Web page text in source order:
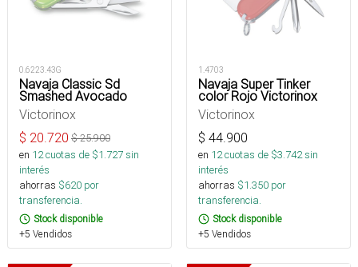
0.6223.43G
Navaja Classic Sd
Smashed Avocado
Victorinox
$ 20.720 $25.900
en 12cuotas de $1.727sin
interés
ahorras $620 por
transferencia.
Stock disponible
+5 Vendidos
1.4703
Navaja Super Tinker
color Rojo Victorinox
Victorinox
$ 44.900
en 12cuotas de $3.742sin
interés
ahorras $1.350 por
transferencia.
Stock disponible
+5 Vendidos